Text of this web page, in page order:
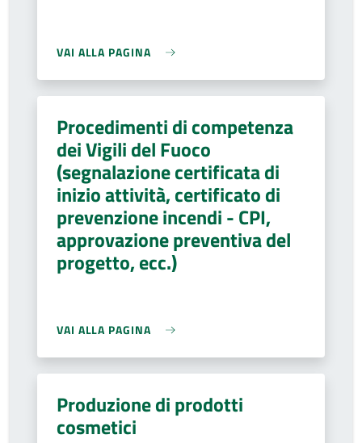
VAI ALLA PAGINA
Procedimenti di competenza
dei Vigili del Fuoco
(segnalazione certificata di
inizio attività, certificato di
prevenzione incendi - CPI,
approvazione preventiva del
progetto, ecc.)
VAI ALLA PAGINA
Produzione di prodotti
cosmetici